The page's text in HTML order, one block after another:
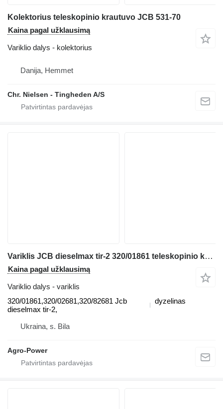
Kolektorius teleskopinio krautuvo JCB 531-70
Kaina pagal užklausimą
Variklio dalys - kolektorius
Danija, Hemmet
Chr. Nielsen - Tingheden A/S
Variklis JCB dieselmax tir-2 320/01861 teleskopinio krautuvo
Kaina pagal užklausimą
Variklio dalys - variklis
320/01861,320/02681,320/82681 Jcb
dieselmax tir-2,
dyzelinas
Ukraina, s. Bila
Agro-Power